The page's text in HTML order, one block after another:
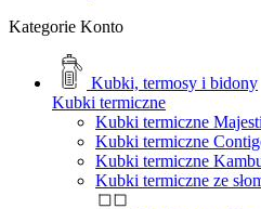
Kategorie Konto
Kubki, termosy i bidony
Kubki termiczne
Kubki termiczne
Kubki termiczne
Kubki termiczne
Kubki termiczne ze